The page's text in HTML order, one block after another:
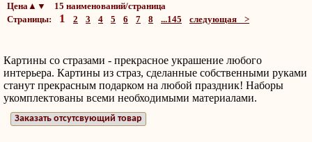
Цена▲▼ 15 наименований/страница
Страницы: 1 2 3 4 5 6 7 8 ...145 следующая >
Картины со стразами - прекрасное украшение любого
интерьера. Картины из страз, сделанные собственными руками
станут прекрасным подарком на любой праздник! Наборы
укомплектованы всеми необходимыми материалами.
Заказать отсутсвующий товар